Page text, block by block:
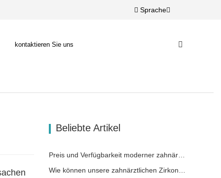
Sprache
kontaktieren Sie uns
Beliebte Artikel
Preis und Verfügbarkeit moderner zahnärztlicher Lösungen
Wie können unsere zahnärztlichen Zirkonoxid-Werkstoffe zu Ihrem Erfolg beitragen?